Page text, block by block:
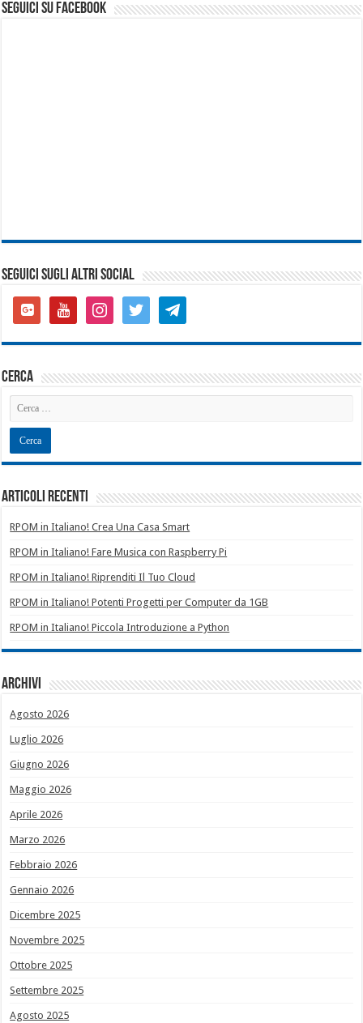
seguici su facebook
SEGUICI SUGLI ALTRI SOCIAL
google-
plus-
youtube instagramtwitter telegram
cerca
Articoli recenti
RPOM in Italiano! Crea Una Casa Smart
RPOM in Italiano! Fare Musica con Raspberry Pi
RPOM in Italiano! Riprenditi Il Tuo Cloud
RPOM in Italiano! Potenti Progetti per Computer da 1GB
RPOM in Italiano! Piccola Introduzione a Python
Archivi
Agosto 2026
Luglio 2026
Giugno 2026
Maggio 2026
Aprile 2026
Marzo 2026
Febbraio 2026
Gennaio 2026
Dicembre 2025
Novembre 2025
Ottobre 2025
Settembre 2025
Agosto 2025